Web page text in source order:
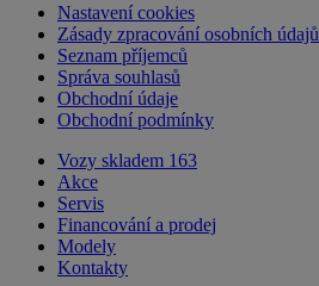
Nastavení cookies
Zásady zpracování osobních údajů
Seznam příjemců
Správa souhlasů
Obchodní údaje
Obchodní podmínky
Vozy skladem 163
Akce
Servis
Financování a prodej
Modely
Kontakty